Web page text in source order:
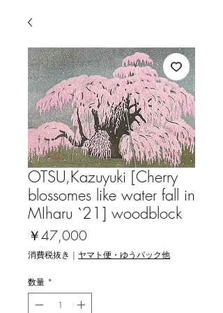
OTSU,Kazuyuki [Cherry
blossomes like water fall in
MIharu `21] woodblock
￥47,000
格
消費税抜き | ヤマト便・ゆうパック他
数量 *